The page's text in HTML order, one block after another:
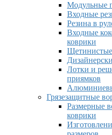
Модульные
Входные
Резина в
Входные
коврики
Щетинистые
Лотки и
приямков
Грязезащитные
Размерные
коврики